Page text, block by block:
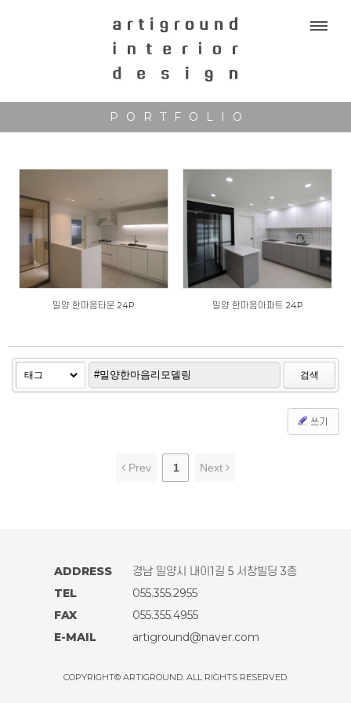
PORTFOLIO
밀양 한마음타운 24P 밀양 한마음아파트 24P
검색
쓰기
Prev 1 Next
ADDRESS
경남 밀양시 내이1길 5 서창빌딩 3층
TEL
055.355.2955
FAX
055.355.4955
E-MAIL
artiground@naver.com
COPYRIGHT© ARTIGROUND. ALL RIGHTS RESERVED.